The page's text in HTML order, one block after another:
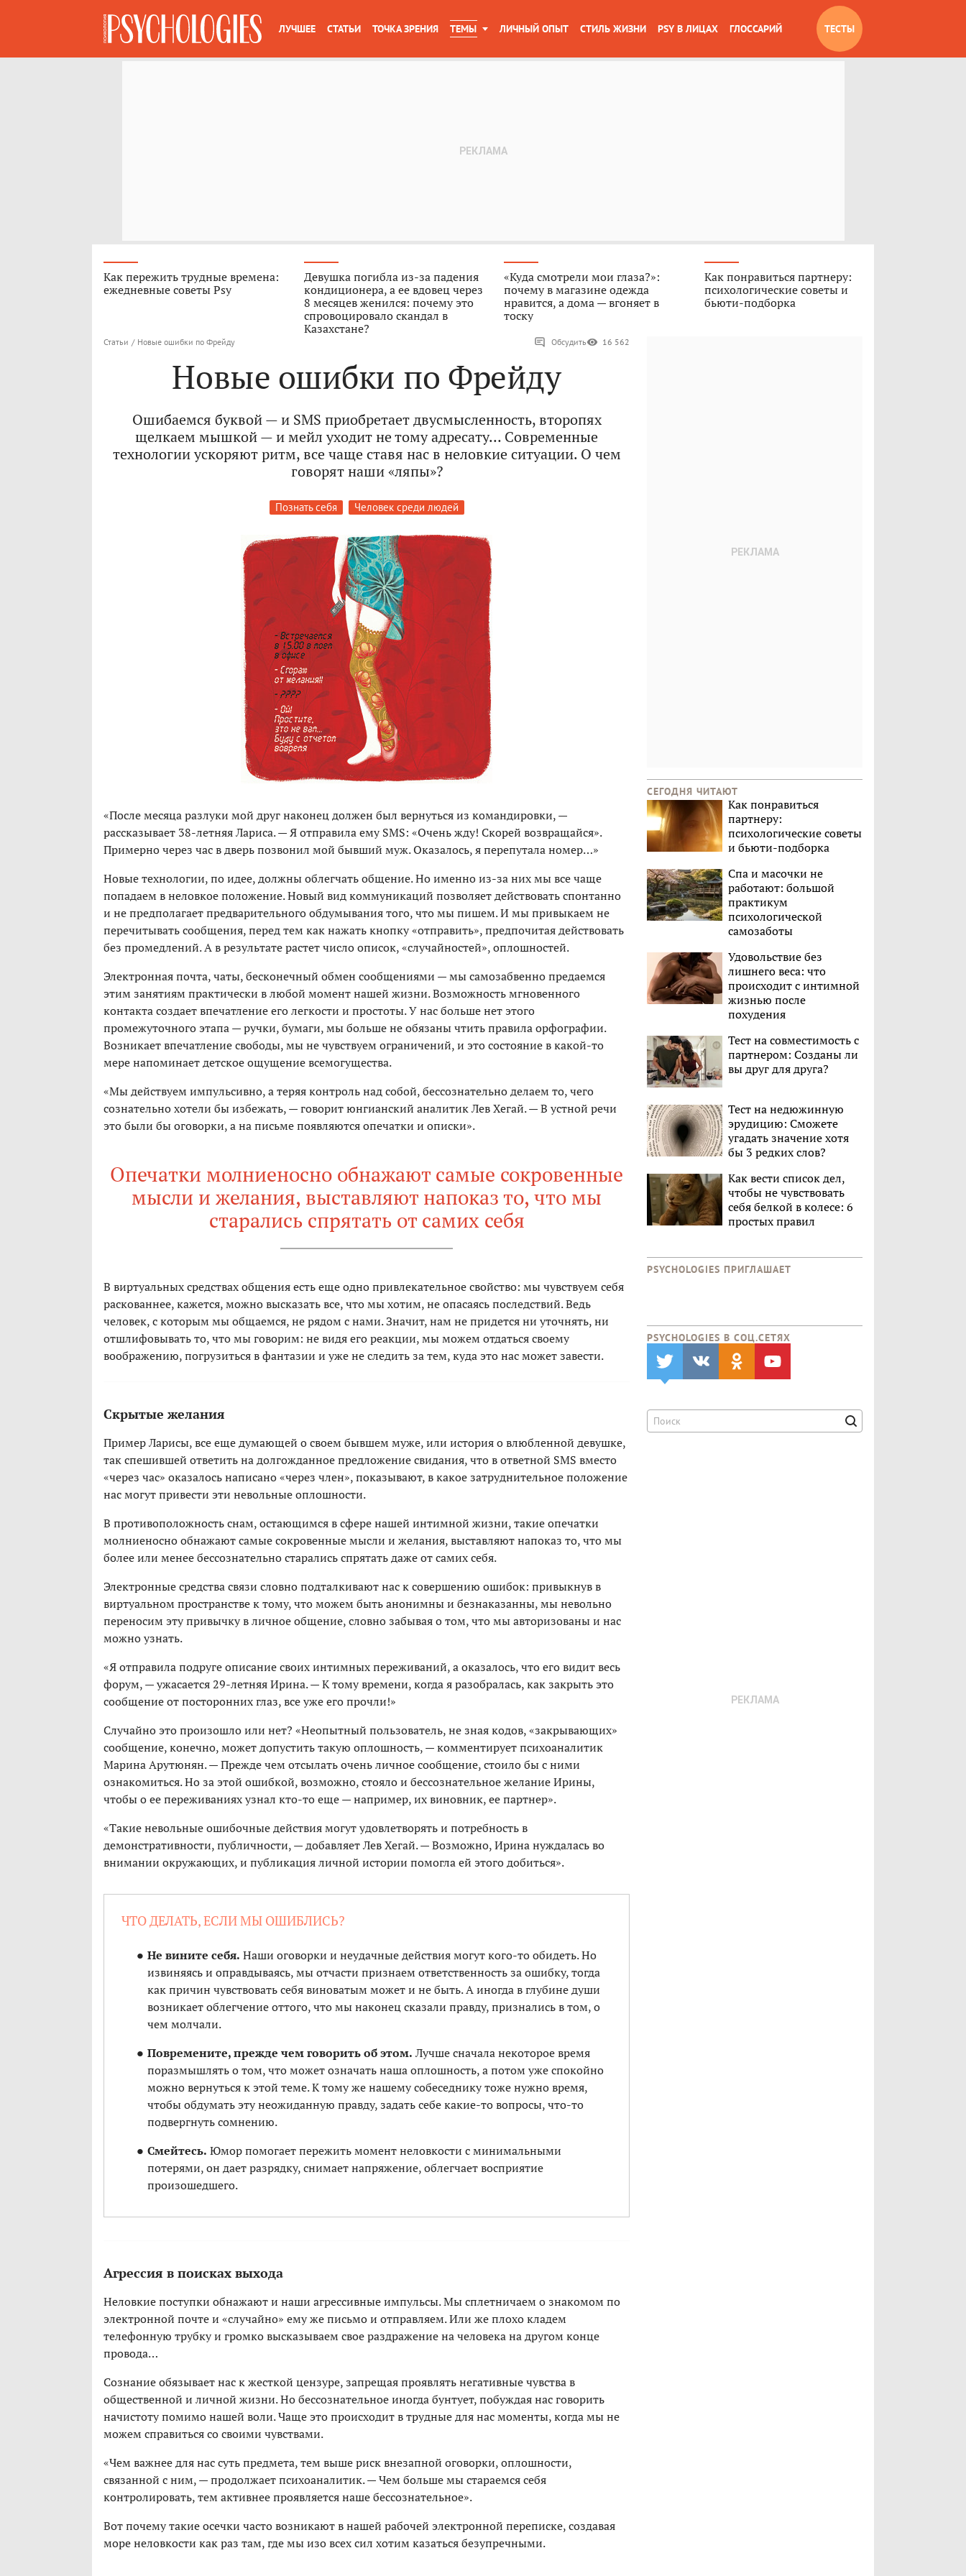
ЛУЧШЕЕ СТАТЬИ ТОЧКА ЗРЕНИЯ ТЕМЫ ЛИЧНЫЙ ОПЫТ СТИЛЬ ЖИЗНИ PSY В ЛИЦАХ ГЛОССАРИЙ ТЕСТЫ
Как пережить трудные времена:
ежедневные советы Psy
Девушка погибла из-за падения
кондиционера, а ее вдовец через
8 месяцев женился: почему это
спровоцировало скандал в
Казахстане?
«Куда смотрели мои глаза?»:
почему в магазине одежда
нравится, а дома — вгоняет в
тоску
Как понравиться партнеру:
психологические советы и
бьюти-подборка
Статьи / Новые ошибки по Фрейду Обсудить 16 562
Новые ошибки по Фрейду
Ошибаемся буквой — и SMS приобретает двусмысленность, второпях
щелкаем мышкой — и мейл уходит не тому адресату… Современные
технологии ускоряют ритм, все чаще ставя нас в неловкие ситуации. О чем
говорят наши «ляпы»?
Познать себя Человек среди людей
«После месяца разлуки мой друг наконец должен был вернуться из командировки, —
рассказывает 38-летняя Лариса. — Я отправила ему SMS: «Очень жду! Скорей возвращайся».
Примерно через час в дверь позвонил мой бывший муж. Оказалось, я перепутала номер…»
Новые технологии, по идее, должны облегчать общение. Но именно из-за них мы все чаще
попадаем в неловкое положение. Новый вид коммуникаций позволяет действовать спонтанно
и не предполагает предварительного обдумывания того, что мы пишем. И мы привыкаем не
перечитывать сообщения, перед тем как нажать кнопку «отправить», предпочитая действовать
без промедлений. А в результате растет число описок, «случайностей», оплошностей.
Электронная почта, чаты, бесконечный обмен сообщениями — мы самозабвенно предаемся
этим занятиям практически в любой момент нашей жизни. Возможность мгновенного
контакта создает впечатление его легкости и простоты. У нас больше нет этого
промежуточного этапа — ручки, бумаги, мы больше не обязаны чтить правила орфографии.
Возникает впечатление свободы, мы не чувствуем ограничений, и это состояние в какой-то
мере напоминает детское ощущение всемогущества.
«Мы действуем импульсивно, а теряя контроль над собой, бессознательно делаем то, чего
сознательно хотели бы избежать, — говорит юнгианский аналитик Лев Хегай. — В устной речи
это были бы оговорки, а на письме появляются опечатки и описки».
Опечатки молниеносно обнажают самые сокровенные
мысли и желания, выставляют напоказ то, что мы
старались спрятать от самих себя
В виртуальных средствах общения есть еще одно привлекательное свойство: мы чувствуем себя
раскованнее, кажется, можно высказать все, что мы хотим, не опасаясь последствий. Ведь
человек, с которым мы общаемся, не рядом с нами. Значит, нам не придется ни уточнять, ни
отшлифовывать то, что мы говорим: не видя его реакции, мы можем отдаться своему
воображению, погрузиться в фантазии и уже не следить за тем, куда это нас может завести.
Скрытые желания
Пример Ларисы, все еще думающей о своем бывшем муже, или история о влюбленной девушке,
так спешившей ответить на долгожданное предложение свидания, что в ответной SMS вместо
«через час» оказалось написано «через член», показывают, в какое затруднительное положение
нас могут привести эти невольные оплошности.
В противоположность снам, остающимся в сфере нашей интимной жизни, такие опечатки
молниеносно обнажают самые сокровенные мысли и желания, выставляют напоказ то, что мы
более или менее бессознательно старались спрятать даже от самих себя.
Электронные средства связи словно подталкивают нас к совершению ошибок: привыкнув в
виртуальном пространстве к тому, что можем быть анонимны и безнаказанны, мы невольно
переносим эту привычку в личное общение, словно забывая о том, что мы авторизованы и нас
можно узнать.
«Я отправила подруге описание своих интимных переживаний, а оказалось, что его видит весь
форум, — ужасается 29-летняя Ирина. — К тому времени, когда я разобралась, как закрыть это
сообщение от посторонних глаз, все уже его прочли!»
Случайно это произошло или нет? «Неопытный пользователь, не зная кодов, «закрывающих»
сообщение, конечно, может допустить такую оплошность, — комментирует психоаналитик
Марина Арутюнян. — Прежде чем отсылать очень личное сообщение, стоило бы с ними
ознакомиться. Но за этой ошибкой, возможно, стояло и бессознательное желание Ирины,
чтобы о ее переживаниях узнал кто-то еще — например, их виновник, ее партнер».
«Такие невольные ошибочные действия могут удовлетворять и потребность в
демонстративности, публичности, — добавляет Лев Хегай. — Возможно, Ирина нуждалась во
внимании окружающих, и публикация личной истории помогла ей этого добиться».
ЧТО ДЕЛАТЬ, ЕСЛИ МЫ ОШИБЛИСЬ?
Не вините себя. Наши оговорки и неудачные действия могут кого-то обидеть. Но
извиняясь и оправдываясь, мы отчасти признаем ответственность за ошибку, тогда
как причин чувствовать себя виноватым может и не быть. А иногда в глубине души
возникает облегчение оттого, что мы наконец сказали правду, признались в том, о
чем молчали.
Повремените, прежде чем говорить об этом. Лучше сначала некоторое время
поразмышлять о том, что может означать наша оплошность, а потом уже спокойно
можно вернуться к этой теме. К тому же нашему собеседнику тоже нужно время,
чтобы обдумать эту неожиданную правду, задать себе какие-то вопросы, что-то
подвергнуть сомнению.
Смейтесь. Юмор помогает пережить момент неловкости с минимальными
потерями, он дает разрядку, снимает напряжение, облегчает восприятие
произошедшего.
Агрессия в поисках выхода
Неловкие поступки обнажают и наши агрессивные импульсы. Мы сплетничаем о знакомом по
электронной почте и «случайно» ему же письмо и отправляем. Или же плохо кладем
телефонную трубку и громко высказываем свое раздражение на человека на другом конце
провода…
Сознание обязывает нас к жесткой цензуре, запрещая проявлять негативные чувства в
общественной и личной жизни. Но бессознательное иногда бунтует, побуждая нас говорить
начистоту помимо нашей воли. Чаще это происходит в трудные для нас моменты, когда мы не
можем справиться со своими чувствами.
«Чем важнее для нас суть предмета, тем выше риск внезапной оговорки, оплошности,
связанной с ним, — продолжает психоаналитик. — Чем больше мы стараемся себя
контролировать, тем активнее проявляется наше бессознательное».
Вот почему такие осечки часто возникают в нашей рабочей электронной переписке, создавая
море неловкости как раз там, где мы изо всех сил хотим казаться безупречными.
СЕГОДНЯ ЧИТАЮТ
Как понравиться
партнеру:
психологические советы
и бьюти-подборка
Спа и масочки не
работают: большой
практикум
психологической
самозаботы
Удовольствие без
лишнего веса: что
происходит с интимной
жизнью после
похудения
Тест на совместимость с
партнером: Созданы ли
вы друг для друга?
Тест на недюжинную
эрудицию: Сможете
угадать значение хотя
бы 3 редких слов?
Как вести список дел,
чтобы не чувствовать
себя белкой в колесе: 6
простых правил
PSYCHOLOGIES ПРИГЛАШАЕТ
PSYCHOLOGIES В CОЦ.СЕТЯХ